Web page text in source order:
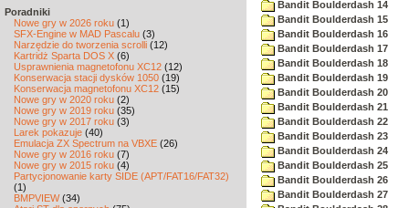
Poradniki
Nowe gry w 2026 roku (1)
SFX-Engine w MAD Pascalu (3)
Narzędzie do tworzenia scrolli (12)
Kartridż Sparta DOS X (6)
Usprawnienia magnetofonu XC12 (12)
Konserwacja stacji dysków 1050 (19)
Konserwacja magnetofonu XC12 (15)
Nowe gry w 2020 roku (2)
Nowe gry w 2019 roku (35)
Nowe gry w 2017 roku (3)
Larek pokazuje (40)
Emulacja ZX Spectrum na VBXE (26)
Nowe gry w 2016 roku (7)
Nowe gry w 2015 roku (4)
Partycjonowanie karty SIDE (APT/FAT16/FAT32)
(1)
BMPVIEW(34)
Bandit Boulderdash 14
Bandit Boulderdash 15
Bandit Boulderdash 16
Bandit Boulderdash 17
Bandit Boulderdash 18
Bandit Boulderdash 19
Bandit Boulderdash 20
Bandit Boulderdash 21
Bandit Boulderdash 22
Bandit Boulderdash 23
Bandit Boulderdash 24
Bandit Boulderdash 25
Bandit Boulderdash 26
Bandit Boulderdash 27